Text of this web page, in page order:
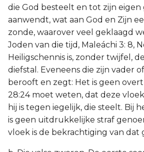
die God besteelt en tot zijn
aanwendt, wat aan God en Zijn
zonde, waarover veel geklaagd
Joden van die tijd, Maleáchi 3: 8,
Heiligschennis is, zonder twijfel,
diefstal. Eveneens die zijn vader
berooft en zegt: Het is geen
28:24 moet weten, dat deze
hij is tegen iegelijk, die steelt. Bij
is geen uitdrukkelijke straf
vloek is de bekrachtiging van dat